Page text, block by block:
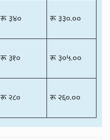
रू ३४० रू ३३०.००
रू ३१० रू ३०५.००
रू २८० रू २६०.००